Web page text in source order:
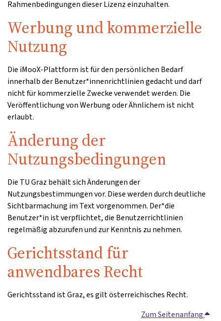
Rahmenbedingungen dieser Lizenz einzuhalten.
Werbung und kommerzielle
Nutzung
Die iMooX-Plattform ist für den persönlichen Bedarf
innerhalb der Benutzer*innenrichtlinien gedacht und darf
nicht für kommerzielle Zwecke verwendet werden. Die
Veröffentlichung von Werbung oder Ähnlichem ist nicht
erlaubt.
Änderung der
Nutzungsbedingungen
Die TU Graz behält sich Änderungen der
Nutzungsbestimmungen vor. Diese werden durch deutliche
Sichtbarmachung im Text vorgenommen. Der*die
Benutzer*in ist verpflichtet, die Benutzerrichtlinien
regelmäßig abzurufen und zur Kenntnis zu nehmen.
Gerichtsstand für
anwendbares Recht
Gerichtsstand ist Graz, es gilt österreichisches Recht.
Zum Seitenanfang